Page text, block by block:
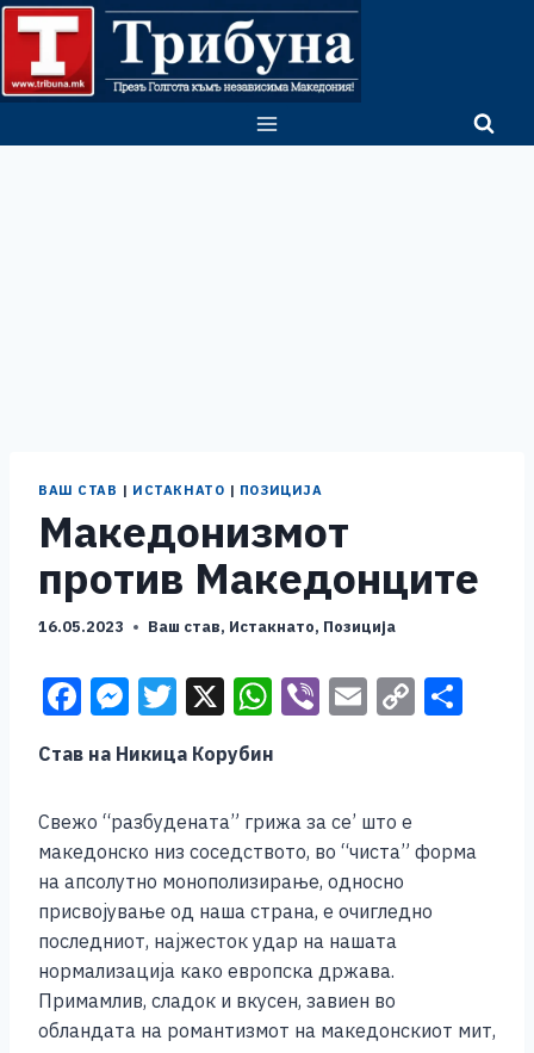
Skip
content
ВАШ СТАВ | ИСТАКНАТО | ПОЗИЦИЈА
Македонизмот
против Македонците
16.05.2023 Ваш став, Истакнато, Позиција
F
c
e
b
o
o
k
M
ss
e
n
g
er
T
wi
tt
er
X W
at
s
A
p
p
Vi E
l
C
Li
k
Став на Никица Корубин
Свежо “разбудената” грижа за се’ што е
македонско низ соседството, во “чиста” форма
на апсолутно монополизирање, односно
присвојување од наша страна, е очигледно
последниот, најжесток удар на нашата
нормализација како европска држава.
Примамлив, сладок и вкусен, завиен во
обландата на романтизмот на македонскиот мит,